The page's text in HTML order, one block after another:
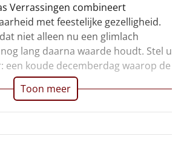
Verrassingen combineert
met feestelijke gezelligheid.
niet alleen nu een glimlach
lang daarna waarde houdt. Stel u
een koude decemberdag waarop de
Toon meer